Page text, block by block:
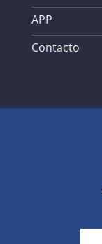
APP
Contacto